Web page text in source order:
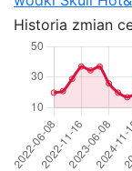
Historia zmian